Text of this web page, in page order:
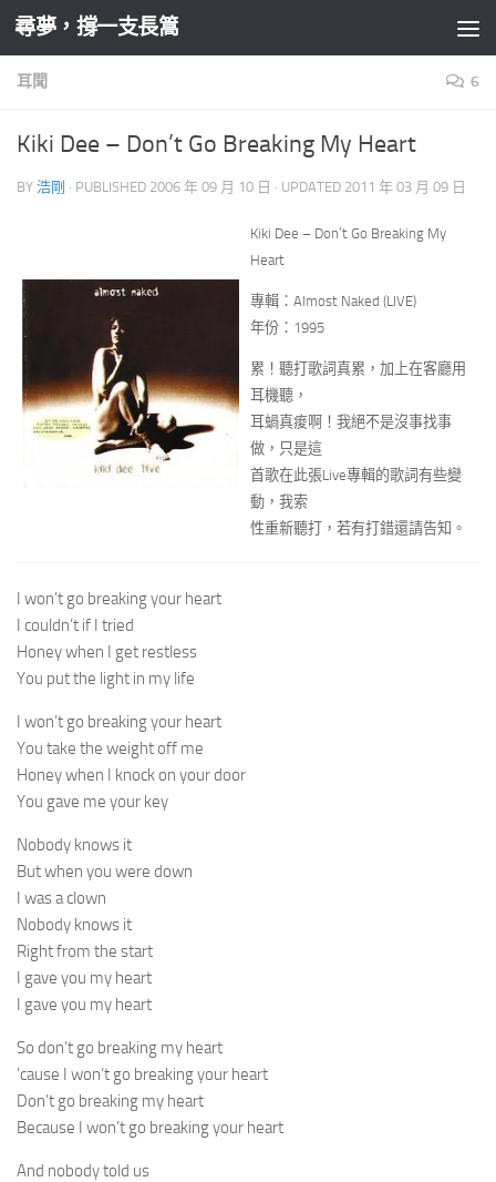
Skip to content
尋夢，撐一支長篙
耳聞 6
Kiki Dee – Don’t Go Breaking My Heart
BY 浩剛 · PUBLISHED 2006 年 09 月 10 日 · UPDATED 2011 年 03 月 09 日
Kiki Dee – Don’t Go Breaking My
Heart
專輯：Almost Naked (LIVE)
年份：1995
累！聽打歌詞真累，加上在客廳用
耳機聽，
耳蝸真痠啊！我絕不是沒事找事
做，只是這
首歌在此張Live專輯的歌詞有些變
動，我索
性重新聽打，若有打錯還請告知。
I won’t go breaking your heart
I couldn’t if I tried
Honey when I get restless
You put the light in my life
I won’t go breaking your heart
You take the weight off me
Honey when I knock on your door
You gave me your key
Nobody knows it
But when you were down
I was a clown
Nobody knows it
Right from the start
I gave you my heart
I gave you my heart
So don’t go breaking my heart
’cause I won’t go breaking your heart
Don’t go breaking my heart
Because I won’t go breaking your heart
And nobody told us